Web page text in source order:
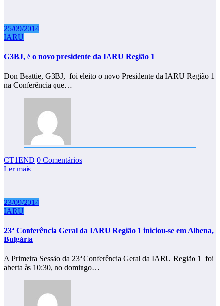
25/09/2014
IARU
G3BJ, é o novo presidente da IARU Região 1
Don Beattie, G3BJ, foi eleito o novo Presidente da IARU Região 1
na Conferência que…
CT1END 0 Comentários
Ler mais
23/09/2014
IARU
23ª Conferência Geral da IARU Região 1 iniciou-se em Albena,
Bulgária
A Primeira Sessão da 23ª Conferência Geral da IARU Região 1 foi
aberta às 10:30, no domingo…